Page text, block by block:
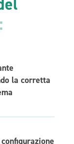
la corretta